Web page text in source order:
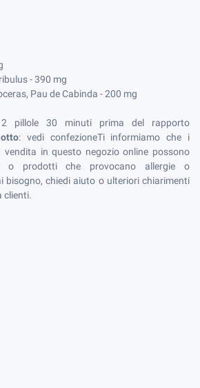
- 390 mg
Pau de Cabinda - 200 mg
2 pillole 30 minuti prima del rapporto
: vedi confezioneTi informiamo che i
in questo negozio online possono
o prodotti che provocano allergie o
bisogno, chiedi aiuto o ulteriori chiarimenti
clienti.